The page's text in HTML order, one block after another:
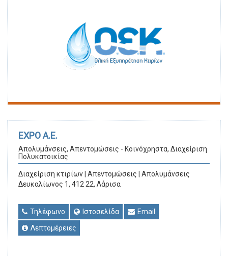
EXPO Α.Ε.
Απολυμάνσεις, Απεντομώσεις - Κοινόχρηστα, Διαχείριση
Πολυκατοικίας
Διαχείριση κτιρίων | Απεντομώσεις | Απολυμάνσεις
Δευκαλίωνος 1, 412 22, Λάρισα
Τηλέφωνο Ιστοσελίδα
Email
Λεπτομέρειες